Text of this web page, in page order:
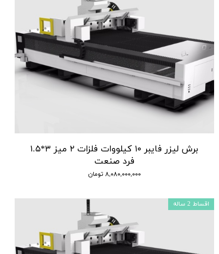
برش لیزر فایبر ۱۰ کیلووات فلزات ۲ میز ۳*۱.۵
فرد صنعت
۸,۰۸۰,۰۰۰,۰۰۰ تومان
اقساط 2 ساله